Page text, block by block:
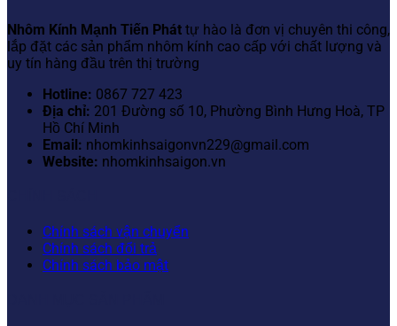
Nhôm Kính Mạnh Tiến Phát tự hào là đơn vị chuyên thi công,
lắp đặt các sản phẩm nhôm kính cao cấp với chất lượng và
uy tín hàng đầu trên thị trường
Hotline: 0867 727 423
Địa chỉ: 201 Đường số 10, Phường Bình Hưng Hoà, TP
Hồ Chí Minh
Email: nhomkinhsaigonvn229@gmail.com
Website: nhomkinhsaigon.vn
Chính sách vận chuyển
Chính sách đổi trả
Chính sách bảo mật